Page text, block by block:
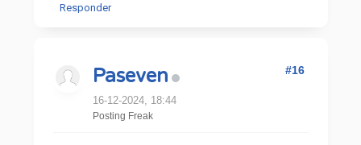
Responder
Paseven
16-12-2024, 18:44
Posting Freak
#16